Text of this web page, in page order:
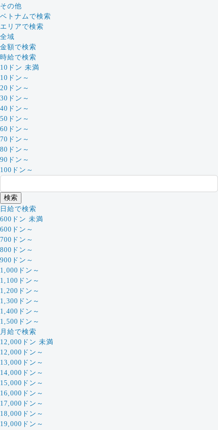
その他
ベトナムで検索
エリアで検索
全域
金額で検索
時給で検索
10ドン 未満
10ドン～
20ドン～
30ドン～
40ドン～
50ドン～
60ドン～
70ドン～
80ドン～
90ドン～
100ドン～
日給で検索
600ドン 未満
600ドン～
700ドン～
800ドン～
900ドン～
1,000ドン～
1,100ドン～
1,200ドン～
1,300ドン～
1,400ドン～
1,500ドン～
月給で検索
12,000ドン 未満
12,000ドン～
13,000ドン～
14,000ドン～
15,000ドン～
16,000ドン～
17,000ドン～
18,000ドン～
19,000ドン～